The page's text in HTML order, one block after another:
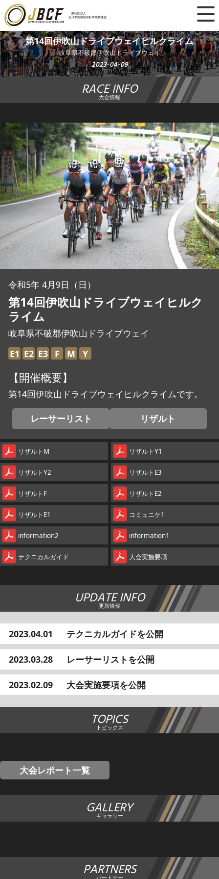
一般社団法人
全日本実業団自転車競技連盟
×
ニュース
レース日程
ランキング
チーム・選手
競技ガイド
加盟・登録
エントリー
JBCF ROAD SERIESとは
第14回伊吹山ドライブウェイヒルクライム
岐阜県不破郡伊吹山ドライブウェイ
2023-04-09
RACE INFO
大会情報
令和5年 4月9日（日）
第14回伊吹山ドライブウェイヒルク
ライム
岐阜県不破郡伊吹山ドライブウェイ
E1 E2 E3 F M Y
【開催概要】
第14回伊吹山ドライブウェイヒルクライムです。
レーサーリスト リザルト
リザルトM リザルトY1
リザルトY2 リザルトE3
リザルトF リザルトE2
リザルトE1 コミュニケ1
information2 information1
テクニカルガイド 大会実施要項
UPDATE INFO
更新情報
2023.04.01 テクニカルガイドを公開
2023.03.28 レーサーリストを公開
2023.02.09 大会実施要項を公開
TOPICS
トピックス
大会レポート一覧
GALLERY
ギャラリー
PARTNERS
パートナー